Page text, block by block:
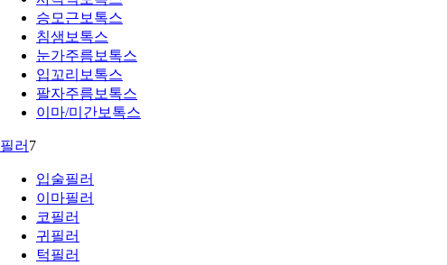
승모근보톡스
침샘보톡스
눈가주름보톡스
입꼬리보톡스
팔자주름보톡스
이마/미간보톡스
필러 7
입술필러
이마필러
코필러
귀필러
턱필러